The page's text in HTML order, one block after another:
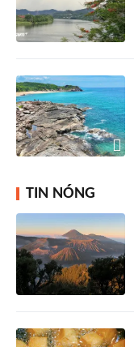
TIN NÓNG